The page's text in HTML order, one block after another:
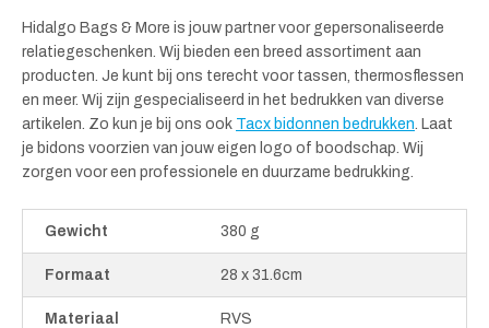
Hidalgo Bags & More is jouw partner voor gepersonaliseerde
relatiegeschenken. Wij bieden een breed assortiment aan
producten. Je kunt bij ons terecht voor tassen, thermosflessen
en meer. Wij zijn gespecialiseerd in het bedrukken van diverse
artikelen. Zo kun je bij ons ook Tacx bidonnen bedrukken . Laat
je bidons voorzien van jouw eigen logo of boodschap. Wij
zorgen voor een professionele en duurzame bedrukking.
Gewicht 380 g
Formaat 28 x 31.6cm
Materiaal RVS